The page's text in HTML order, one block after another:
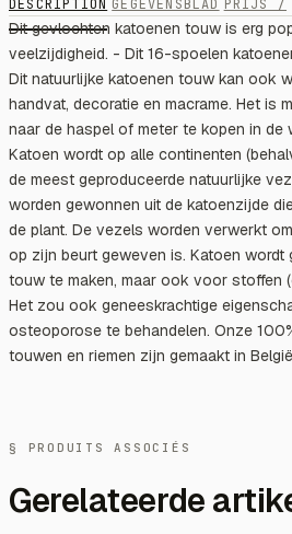
DESCRIPTION GEGEVENSBLAD PRIJS /
Dit gevlochten katoenen touw is erg
veelzijdigheid. - Dit 16-spoelen
Dit natuurlijke katoenen touw kan ook
handvat, decoratie en macrame. Het is
naar de haspel of meter te kopen in de
Katoen wordt op alle continenten
de meest geproduceerde natuurlijke
worden gewonnen uit de katoenzijde
de plant. De vezels worden verwerkt
op zijn beurt geweven is. Katoen wordt
touw te maken, maar ook voor stoffen
Het zou ook geneeskrachtige
osteoporose te behandelen. Onze
touwen en riemen zijn gemaakt in
§ PRODUITS ASSOCIÉS
Gerelateerde